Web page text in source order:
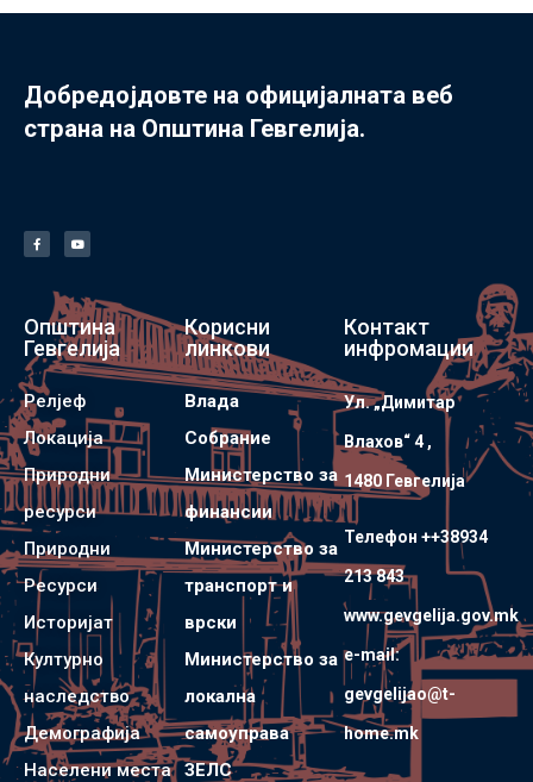
Добредојдовте на официјалната веб
страна на Општина Гевгелија.
Општина
Гевгелија
Релјеф
Локација
Природни
ресурси
Природни
Ресурси
Историјат
Културно
наследство
Демографија
Населени места
Корисни
линкови
Влада
Собрание
Министерство за
финансии
Министерство за
транспорт и
врски
Министерство за
локална
самоуправа
ЗЕЛС
Контакт
инфромации
Ул. „Димитар
Влахов“ 4 ,
1480 Гевгелијa
Телефон ++38934
213 843
www.gevgelija.gov.mk
e-mail:
gevgelijao@t-
home.mk